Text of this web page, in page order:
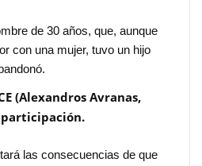
de 30 años, que, aunque
con una mujer, tuvo un hijo
(Alexandros Avranas,
las consecuencias de que